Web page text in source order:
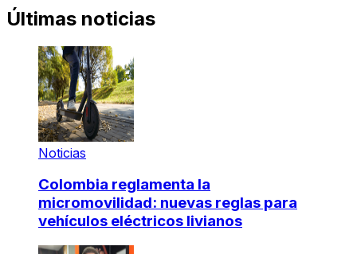
Últimas noticias
Noticias
Colombia reglamenta la
micromovilidad: nuevas reglas para
vehículos eléctricos livianos